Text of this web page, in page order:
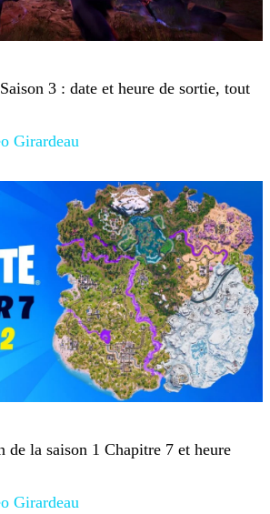
3 : date et heure de sortie, tout
Girardeau
de la saison 1 Chapitre 7 et heure
Girardeau